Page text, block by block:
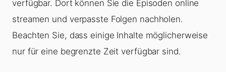
verfügbar. Dort können Sie die Episoden online
streamen und verpasste Folgen nachholen.
Beachten Sie, dass einige Inhalte möglicherweise
nur für eine begrenzte Zeit verfügbar sind.